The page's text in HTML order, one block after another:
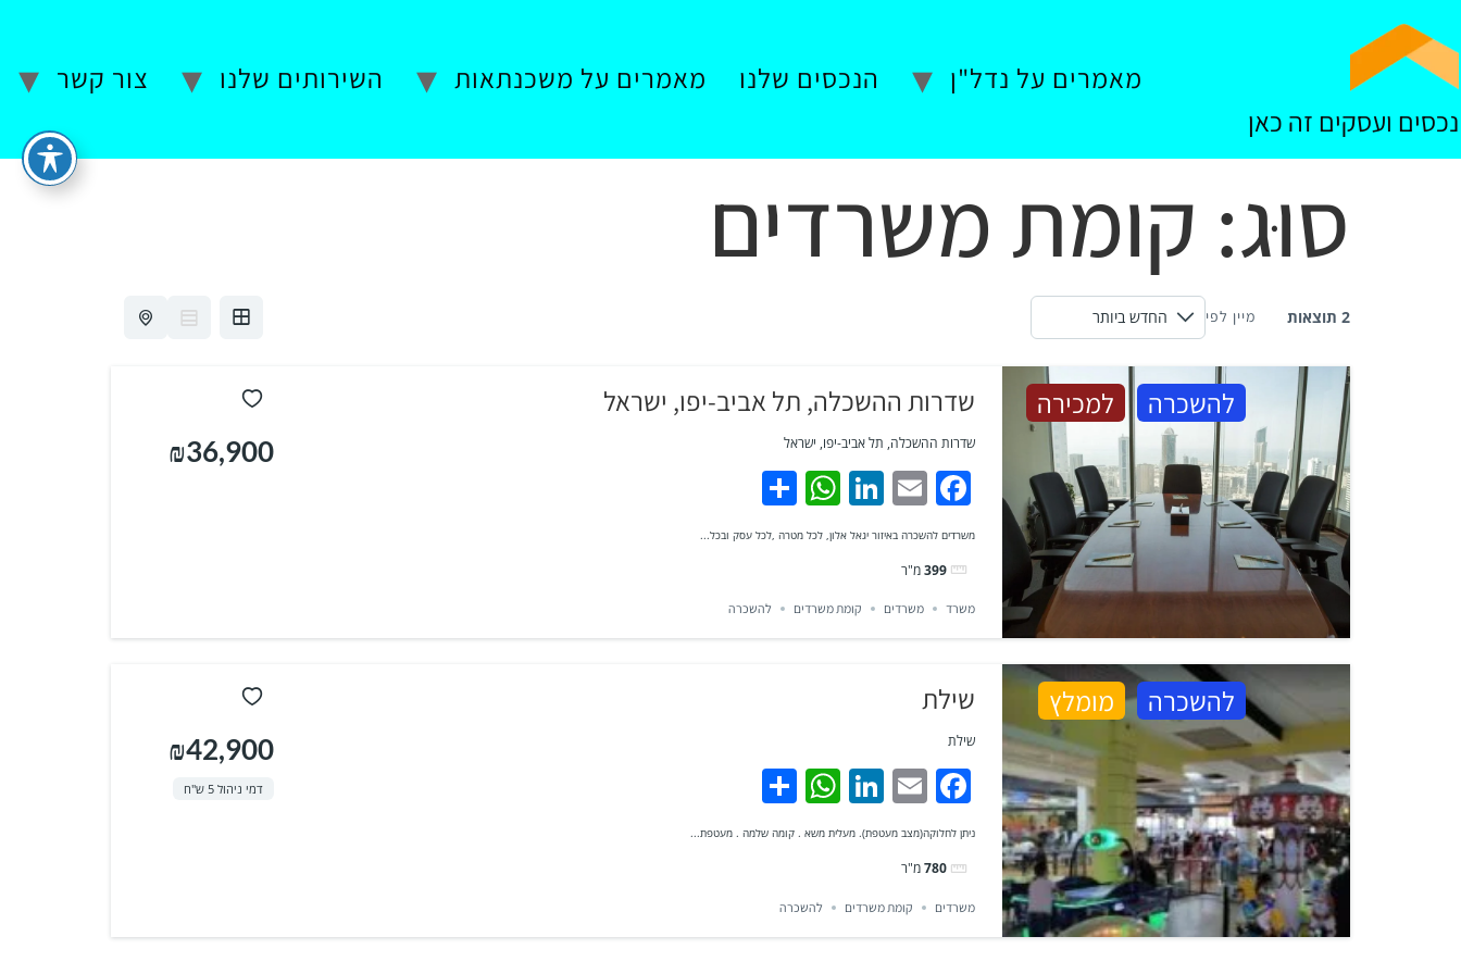
נכסים ועסקים זה כאן
מאמרים על נדל"ן הנכסים שלנו מאמרים על משכנתאות השירותים שלנו צור קשר
סוּג: קומת משרדים
2 תוצאות מיין לפי
להשכרה למכירה שדרות ההשכלה, תל אביב-יפו, ישראל
שדרות ההשכלה, תל אביב-יפו, ישראל
Facebook
Email
LinkedIn
WhatsApp
משרדים להשכרה באיזור יגאל אלון, לכל מטרה ,לכל עסק ובכל...
399מ"ר
₪36,900
משרד משרדים קומת משרדים להשכרה
להשכרה מומלץ שילת
שילת
Facebook
Email
LinkedIn
WhatsApp
ניתן לחלוקה(מצב מעטפת). מעלית משא . קומה שלמה . מעטפת...
780מ"ר
₪42,900
דמי ניהול 5 ש"ח
משרדים קומת משרדים להשכרה